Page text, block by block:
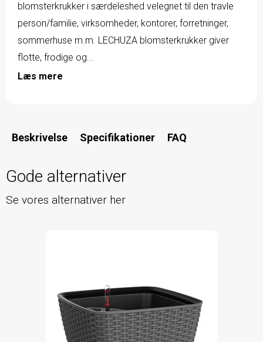
blomsterkrukker i særdeleshed velegnet til den travle
person/familie, virksomheder, kontorer, forretninger,
sommerhuse m.m. LECHUZA blomsterkrukker giver
flotte, frodige og...
Læs mere
Beskrivelse Specifikationer FAQ
Gode alternativer
Se vores alternativer her